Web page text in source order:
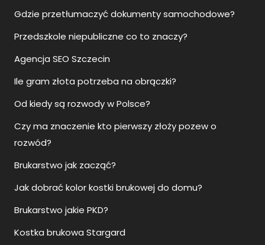
Gdzie przetłumaczyć dokumenty samochodowe?
Przedszkole niepubliczne co to znaczy?
Agencja SEO Szczecin
Ile gram złota potrzeba na obrączki?
Od kiedy są rozwody w Polsce?
Czy ma znaczenie kto pierwszy złoży pozew o
rozwód?
Brukarstwo jak zacząć?
Jak dobrać kolor kostki brukowej do domu?
Brukarstwo jakie PKD?
Kostka brukowa Stargard